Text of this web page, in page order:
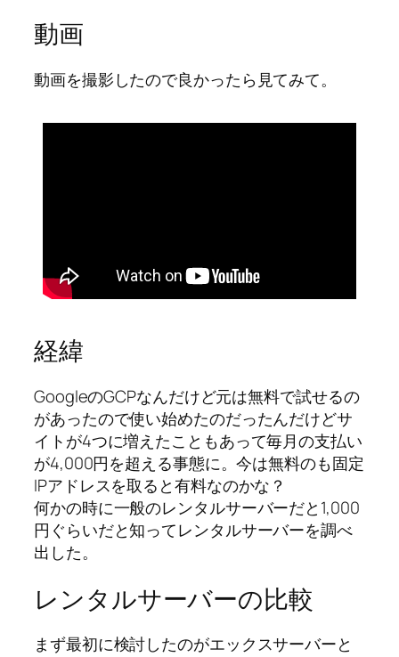
動画
動画を撮影したので良かったら見てみて。
経緯
GoogleのGCPなんだけど元は無料で試せるの
があったので使い始めたのだったんだけどサ
イトが4つに増えたこともあって毎月の支払い
が4,000円を超える事態に。今は無料のも固定
IPアドレスを取ると有料なのかな？
何かの時に一般のレンタルサーバーだと1,000
円ぐらいだと知ってレンタルサーバーを調べ
出した。
レンタルサーバーの比較
まず最初に検討したのがエックスサーバーと